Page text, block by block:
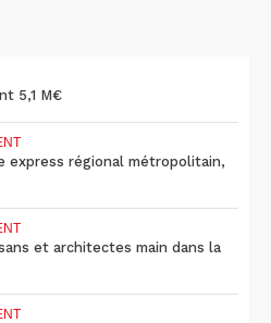
5,1 M€
express régional métropolitain,
et architectes main dans la